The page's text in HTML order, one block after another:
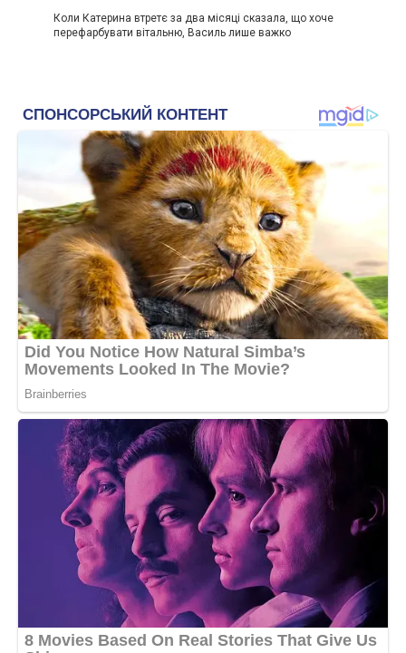
Коли Катерина втретє за два місяці сказала, що хоче
перефарбувати вітальню, Василь лише важко